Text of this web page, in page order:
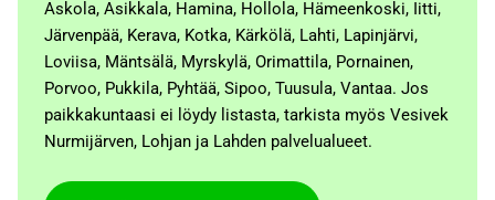
Askola, Asikkala, Hamina, Hollola, Hämeenkoski, Iitti,
Järvenpää, Kerava, Kotka, Kärkölä, Lahti, Lapinjärvi,
Loviisa, Mäntsälä, Myrskylä, Orimattila, Pornainen,
Porvoo, Pukkila, Pyhtää, Sipoo, Tuusula, Vantaa. Jos
paikkakuntaasi ei löydy listasta, tarkista myös Vesivek
Nurmijärven, Lohjan ja Lahden palvelualueet.